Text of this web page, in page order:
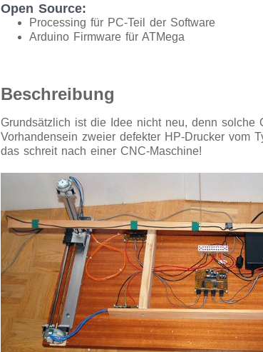
Open Source:
Processing für PC-Teil der Software
Arduino Firmware für ATMega
Beschreibung
Grundsätzlich ist die Idee nicht neu, denn
Vorhandensein zweier defekter HP-Drucker vom
das schreit nach einer CNC-Maschine!